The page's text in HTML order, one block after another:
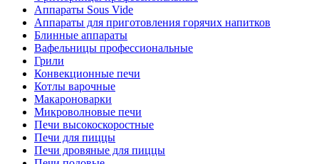
Аппараты Sous Vide
Аппараты для приготовления горячих напитков
Блинные аппараты
Вафельницы профессиональные
Грили
Конвекционные печи
Котлы варочные
Макароноварки
Микроволновые печи
Печи высокоскоростные
Печи для пиццы
Печи дровяные для пиццы